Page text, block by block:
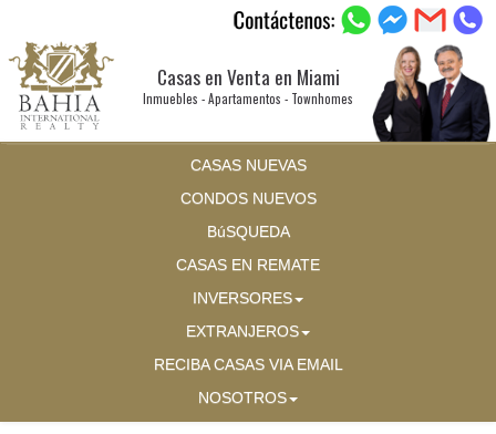
Casas en Venta en Miami
Inmuebles - Apartamentos - Townhomes
CASAS NUEVAS
CONDOS NUEVOS
BúSQUEDA
CASAS EN REMATE
INVERSORES
EXTRANJEROS
RECIBA CASAS VIA EMAIL
NOSOTROS